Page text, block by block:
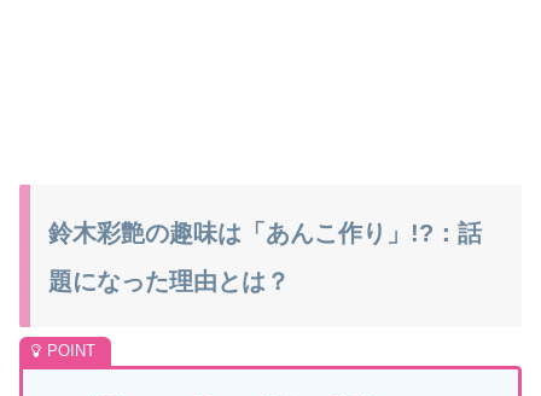
鈴木彩艶の趣味は「あんこ作り」!?：話
題になった理由とは？